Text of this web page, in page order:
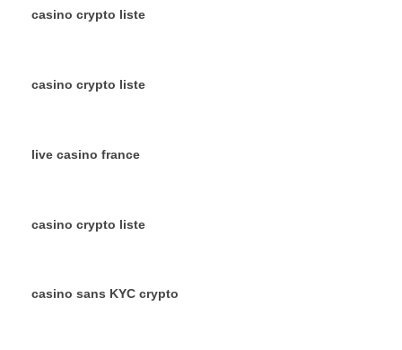
casino crypto liste
casino crypto liste
live casino france
casino crypto liste
casino sans KYC crypto